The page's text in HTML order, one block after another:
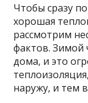
Чтобы сразу
хорошая
рассмотрим
фактов. Зимой
дома, и это
наружу, и тем